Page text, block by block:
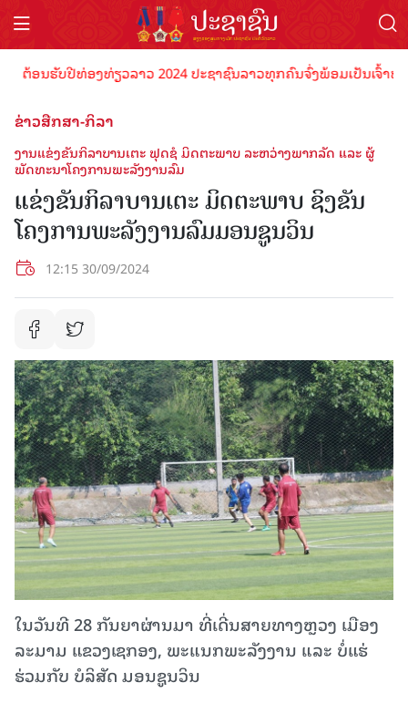
ຕ້ອນຮັບປີທ່ອງທ່ຽວລາວ 2024 ປະຊາຊົນລາວທຸກຄົນຈົ່ງພ້ອມເປັນເຈົ້າພ
ຂ່າວສືກສາ-ກິລາ
ງານແຂ່ງຂັນກິລາບານເຕະ ຟຸດຊໍ ມິດຕະພາບ ລະຫວ່າງພາກລັດ ແລະ ຜູ້
ພັດທະນາໂຄງການພະລັງງານລົມ
ແຂ່ງຂັນກິລາບານເຕະ ມິດຕະພາບ ຊິງຂັນ
ໂຄງການພະລັງງານລົມມອນຊູນວິນ
12:15 30/09/2024
ໃນວັນທີ 28 ກັນຍາຜ່ານມາ ທີ່ເດີ່ນສາຍທາງຫຼວງ ເມືອງ
ລະມາມ ແຂວງເຊກອງ, ພະແນກພະລັງງານ ແລະ ບໍ່ແຮ່
ຮ່ວມກັບ ບໍລິສັດ ມອນຊູນວິນ